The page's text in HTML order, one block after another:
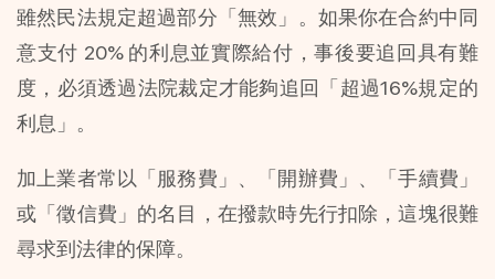
雖然民法規定超過部分「無效」。如果你在合約中同
意支付 20% 的利息並實際給付，事後要追回具有難
度，必須透過法院裁定才能夠追回「超過16%規定的
利息」。
加上業者常以「服務費」、「開辦費」、「手續費」
或「徵信費」的名目，在撥款時先行扣除，這塊很難
尋求到法律的保障。